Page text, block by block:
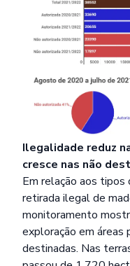
Ilegalidade reduz
cresce nas não
Em relação aos
retirada ilegal de
monitoramento
exploração em áreas
destinadas. Nas